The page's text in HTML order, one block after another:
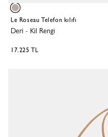
Le Roseau Telefon kılıfı
Deri - Kil Rengi
17.225 TL